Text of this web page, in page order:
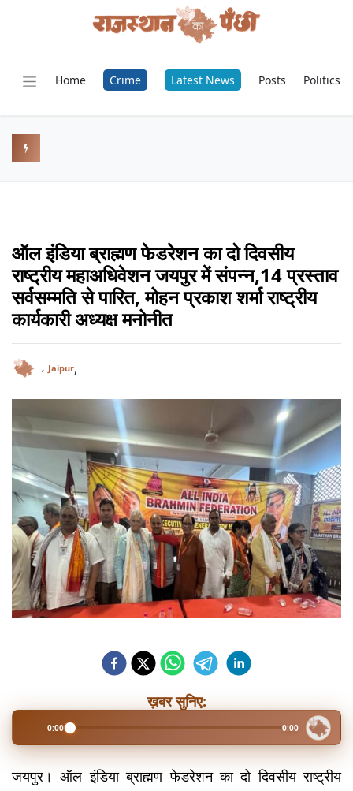
Home Crime Latest News Posts Politics
ऑल इंडिया ब्राह्मण फेडरेशन का दो दिवसीय
राष्ट्रीय महाअधिवेशन जयपुर में संपन्न,14 प्रस्ताव
सर्वसम्मति से पारित, मोहन प्रकाश शर्मा राष्ट्रीय
कार्यकारी अध्यक्ष मनोनीत
, Jaipur,
ख़बर सुनिए:
0:00 0:00
जयपुर। ऑल इंडिया ब्राह्मण फेडरेशन का दो दिवसीय राष्ट्रीय